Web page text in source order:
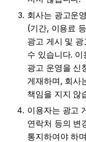
회사는 광고운
(기간, 이용료
광고 게시 및
수 있습니다.
광고 운영을 신
게재하며, 회사
책임을 지지 않
이용자는 광고
연락처 등의 변
통지하여야 하